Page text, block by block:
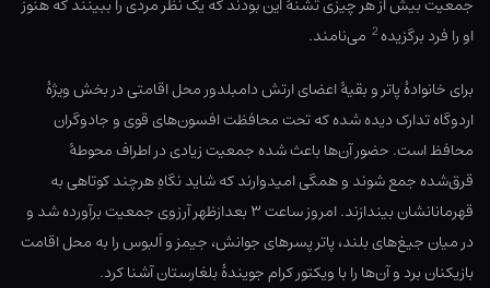
جمعیت بیش از هر چیزی تشنهٔ این بودند که یک نظر مردی را ببینند که هنوز
او را فرد برگزیده2 می‌نامند.
برای خانوادهٔ پاتر و بقیهٔ اعضای ارتش دامبلدور محل اقامتی در بخش ویژهٔ
اردوگاه تدارک دیده شده که تحت محافظت افسون‌های قوی و جادوگران
محافظ است. حضور آن‌ها باعث شده جمعیت زیادی در اطراف محوطهٔ
قرق‌شده جمع شوند و همگی امیدوارند که شاید نگاهِ هرچند کوتاهی به
قهرمانانشان بیندازند. امروز ساعت ۳ بعدازظهر آرزوی جمعیت برآورده شد و
در میان جیغ‌های بلند، پاتر پسرهای جوانش، جیمز و اَلبوس را به محل اقامت
بازیکنان برد و آن‌ها را با ویکتور کرام جویندهٔ بلغارستان آشنا کرد.